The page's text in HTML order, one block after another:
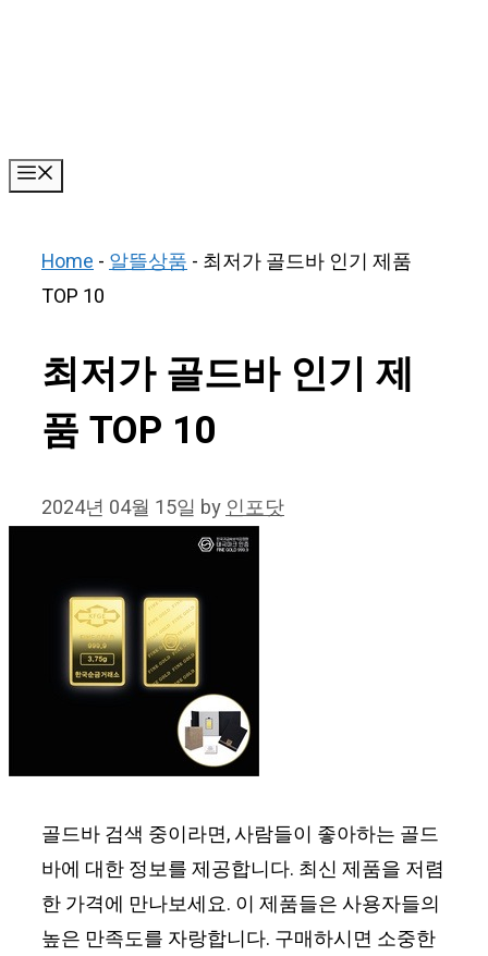
Home-알뜰상품- 최저가 골드바 인기 제품
TOP 10
최저가 골드바 인기 제
품 TOP 10
2024년 04월 15일 by인포닷
골드바 검색 중이라면, 사람들이 좋아하는 골드
바에 대한 정보를 제공합니다. 최신 제품을 저렴
한 가격에 만나보세요. 이 제품들은 사용자들의
높은 만족도를 자랑합니다. 구매하시면 소중한